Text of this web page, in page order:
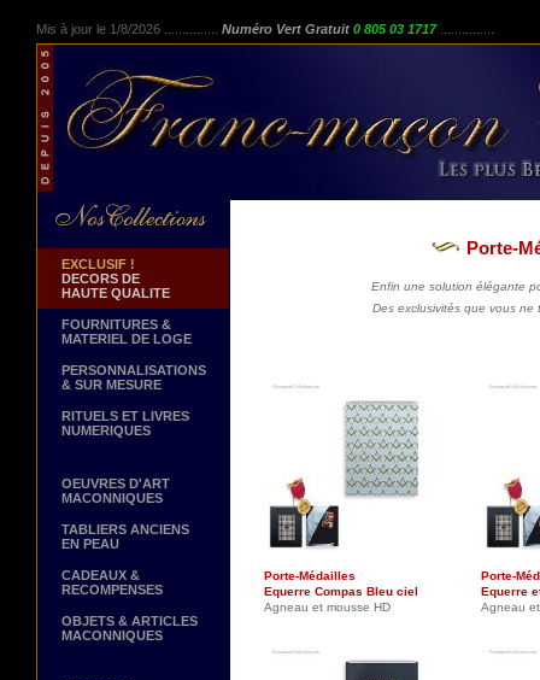
Mis à jour le 1/8/2026 ............... Numéro Vert Gratuit 0 805 03 1717
EXCLUSIF !
DECORS DE
HAUTE QUALITE
FOURNITURES &
MATERIEL DE LOGE
PERSONNALISATIONS
& SUR MESURE
RITUELS ET LIVRES
NUMERIQUES
OEUVRES D'ART
MACONNIQUES
TABLIERS ANCIENS
EN PEAU
CADEAUX &
RECOMPENSES
OBJETS & ARTICLES
MACONNIQUES
Porte-
Enfin une solution élégante
Des exclusivités que vous ne
Porte-Médailles
Equerre Compas Bleu ciel
Agneau et mousse HD
Porte-
Equerre
Agneau